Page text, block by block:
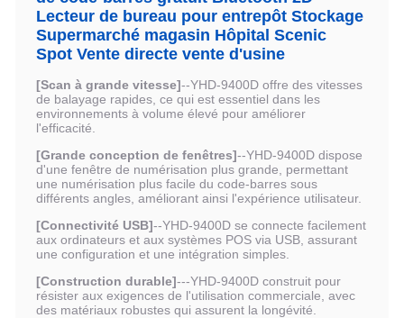
Lecteur de bureau pour entrepôt Stockage
Supermarché magasin Hôpital Scenic
Spot Vente directe vente d'usine
[Scan à grande vitesse]--YHD-9400D offre des vitesses
de balayage rapides, ce qui est essentiel dans les
environnements à volume élevé pour améliorer
l'efficacité.
[Grande conception de fenêtres]--YHD-9400D dispose
d'une fenêtre de numérisation plus grande, permettant
une numérisation plus facile du code-barres sous
différents angles, améliorant ainsi l'expérience utilisateur.
[Connectivité USB]--YHD-9400D se connecte facilement
aux ordinateurs et aux systèmes POS via USB, assurant
une configuration et une intégration simples.
[Construction durable]---YHD-9400D construit pour
résister aux exigences de l'utilisation commerciale, avec
des matériaux robustes qui assurent la longévité.